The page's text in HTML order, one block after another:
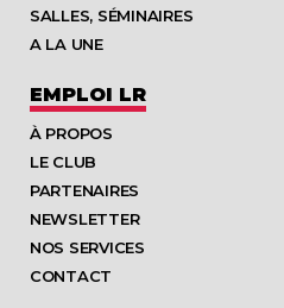
SALLES, SÉMINAIRES
A LA UNE
EMPLOI LR
À PROPOS
LE CLUB
PARTENAIRES
NEWSLETTER
NOS SERVICES
CONTACT